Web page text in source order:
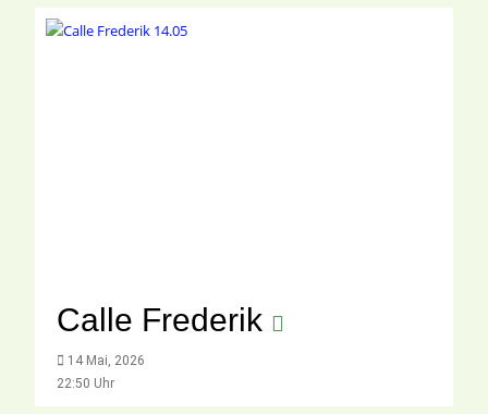
Calle Frederik
14 Mai, 2026
22:50 Uhr